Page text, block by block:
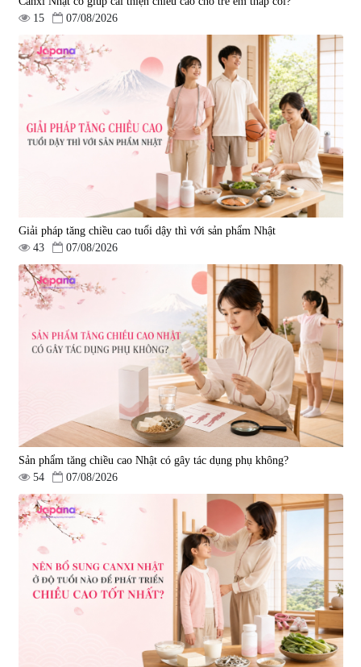
15
07/08/2026
Giải pháp tăng chiều cao tuổi dậy thì với sản phẩm Nhật
43
07/08/2026
Sản phẩm tăng chiều cao Nhật có gây tác dụng phụ không?
54
07/08/2026